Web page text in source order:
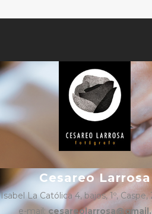
Cesareo Larrosa
Isabel La Católica 4, bajos, 1º, Caspe,
e-mail: